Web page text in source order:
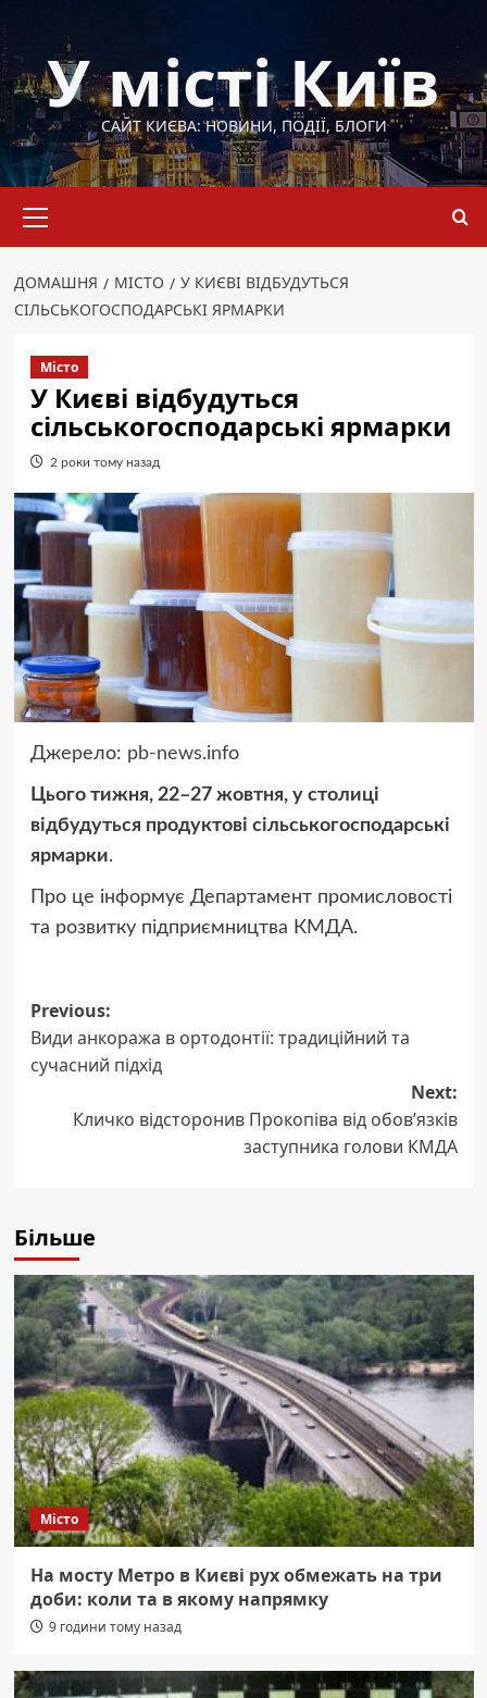
до
вмістуУ місті Київ
САЙТ КИЄВА: НОВИНИ, ПОДІЇ, БЛОГИ
меню
ДОМАШНЯ МІСТО
У КИЄВІ ВІДБУДУТЬСЯ
СІЛЬСЬКОГОСПОДАРСЬКІ ЯРМАРКИ
Місто
У Києві відбудуться
сільськогосподарські ярмарки
2 роки тому назад
Джерело: pb-news.info
Цього тижня, 22–27 жовтня, у столиці
відбудуться продуктові сільськогосподарські
ярмарки.
Про це інформує Департамент промисловості
та розвитку підприємництва КМДА.
Post
navigation
Previous:
Види анкоража в ортодонтії: традиційний та
сучасний підхід
Next:
Кличко відсторонив Прокопіва від обов’язків
заступника голови КМДА
Більше
Місто
На мосту Метро в Києві рух обмежать на три
доби: коли та в якому напрямку
9 години тому назад